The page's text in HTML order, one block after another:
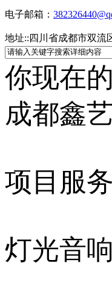
电子邮箱：
地址:: 四川省成都市双流
你现在
成都鑫
项目服
灯光音